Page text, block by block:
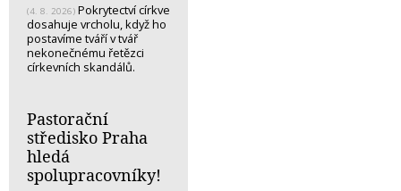
(4. 8. 2026) Pokrytectví církve
dosahuje vrcholu, když ho
postavíme tváří v tvář
nekonečnému řetězci
církevních skandálů.
Pastorační
středisko Praha
hledá
spolupracovníky!